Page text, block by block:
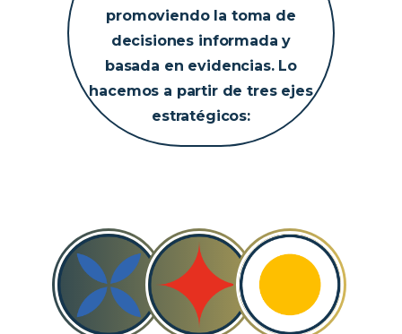
promoviendo la toma de
decisiones informada y
basada en evidencias. Lo
hacemos a partir de tres ejes
estratégicos: